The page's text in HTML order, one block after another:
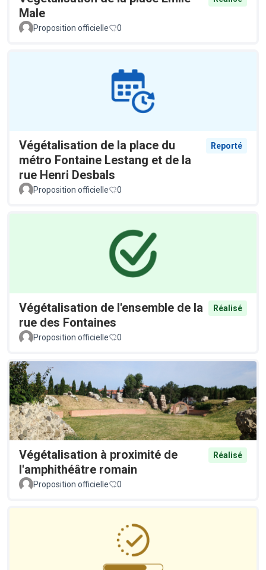
Male
Proposition officielle 0
Végétalisation de la place du
métro Fontaine Lestang et de la
rue Henri Desbals
Reporté
Proposition officielle 0
Végétalisation de l'ensemble de la
rue des Fontaines
Réalisé
Proposition officielle 0
Végétalisation à proximité de
l'amphithéâtre romain
Réalisé
Proposition officielle 0